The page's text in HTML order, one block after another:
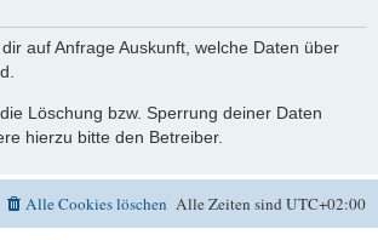
auf Anfrage Auskunft, welche Daten über
Löschung bzw. Sperrung deiner Daten
hierzu bitte den Betreiber.
Alle Zeiten sindUTC+02:00
Alle Cookies löschen